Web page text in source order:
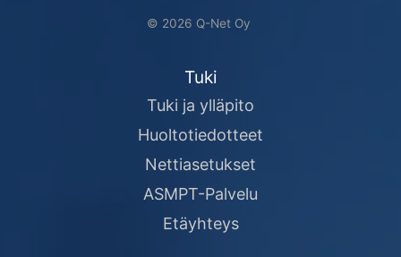
© 2026 Q-Net Oy
Tuki
Tuki ja ylläpito
Huoltotiedotteet
Nettiasetukset
ASMPT-Palvelu
Etäyhteys